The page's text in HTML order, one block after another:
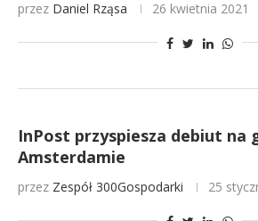
przez Daniel Rząsa 26 kwietnia 2021
InPost przyspiesza debiut na
Amsterdamie
przez Zespół 300Gospodarki 25